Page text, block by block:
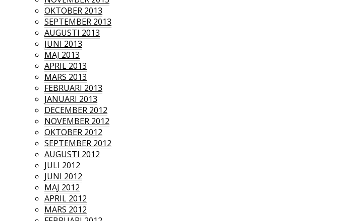
OKTOBER 2013
SEPTEMBER 2013
AUGUSTI 2013
JUNI 2013
MAJ 2013
APRIL 2013
MARS 2013
FEBRUARI 2013
JANUARI 2013
DECEMBER 2012
NOVEMBER 2012
OKTOBER 2012
SEPTEMBER 2012
AUGUSTI 2012
JULI 2012
JUNI 2012
MAJ 2012
APRIL 2012
MARS 2012